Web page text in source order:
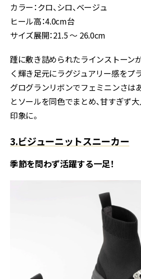
カラー：クロ、シロ、ベージュ
ヒール高：4.0cm台
サイズ展開：21.5 ～ 26.0cm
踵に敷き詰められたラインストーン
く輝き足元にラグジュアリー感をプ
グログランリボンでフェミニンさは
とソールを同色でまとめ、甘すぎず
印象に。
3.ビジューニットスニーカー
季節を問わず活躍する一足！